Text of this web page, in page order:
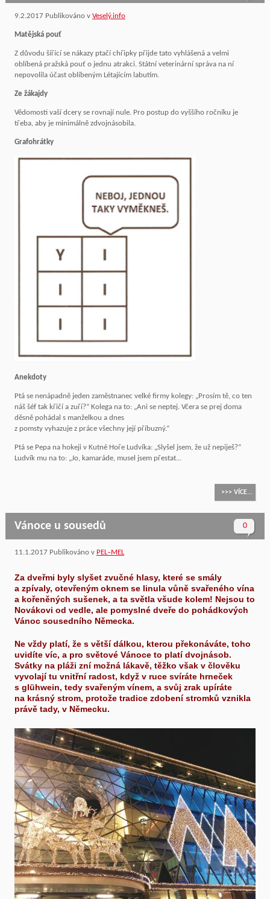
9.2.2017 Publikováno v Veselý.info
Matějská pouť
Z důvodu šířící se nákazy ptačí chřipky přijde tato vyhlášená a velmi
oblíbená pražská pouť o jednu atrakci. Státní veterinární správa na ní
nepovolila účast oblíbeným Létajícím labutím.
Ze žákajdy
Vědomosti vaší dcery se rovnají nule. Pro postup do vyššího ročníku je
třeba, aby je minimálně zdvojnásobila.
Grafohrátky
Anekdoty
Ptá se nenápadně jeden zaměstnanec velké firmy kolegy: „Prosím tě, co ten
náš šéf tak křičí a zuří?“ Kolega na to: „Ani se neptej. Včera se prej doma
děsně pohádal s manželkou a dnes
z pomsty vyhazuje z práce všechny její příbuzný.“
Ptá se Pepa na hokeji v Kutné Hoře Ludvíka: „Slyšel jsem, že už nepiješ?“
Ludvík mu na to: „Jo, kamaráde, musel jsem přestat...
>>> VÍCE...
0
Vánoce u sousedů
11.1.2017 Publikováno v PEL–MEL
Za dveřmi byly slyšet zvučné hlasy, které se smály
a zpívaly, otevřeným oknem se linula vůně svařeného vína
a kořeněných sušenek, a ta světla všude kolem! Nejsou to
Novákovi od vedle, ale pomyslné dveře do pohádkových
Vánoc sousedního Německa.
Ne vždy platí, že s větší dálkou, kterou překonáváte, toho
uvidíte víc, a pro světové Vánoce to platí dvojnásob.
Svátky na pláži zní možná lákavě, těžko však v člověku
vyvolají tu vnitřní radost, když v ruce svíráte hrneček
s glühwein, tedy svařeným vínem, a svůj zrak upíráte
na krásný strom, protože tradice zdobení stromků vznikla
právě tady, v Německu.